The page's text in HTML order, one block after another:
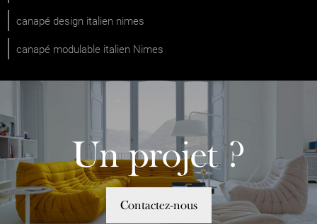
canapé design italien nimes
canapé modulable italien Nimes
Un projet ?
Contactez-nous